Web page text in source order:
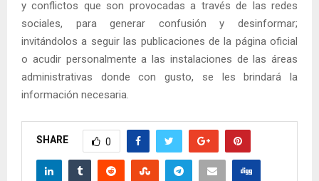
y conflictos que son provocadas a través de las redes
sociales, para generar confusión y desinformar;
invitándolos a seguir las publicaciones de la página oficial
o acudir personalmente a las instalaciones de las áreas
administrativas donde con gusto, se les brindará la
información necesaria.
SHARE 0